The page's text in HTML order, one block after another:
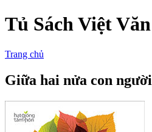
Tủ Sách Việt Văn
Trang chủ
Giữa hai nửa con người